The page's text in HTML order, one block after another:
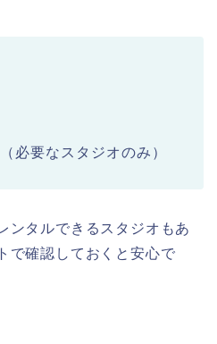
必要なスタジオのみ）
ンタルできるスタジオもあ
で確認しておくと安心で